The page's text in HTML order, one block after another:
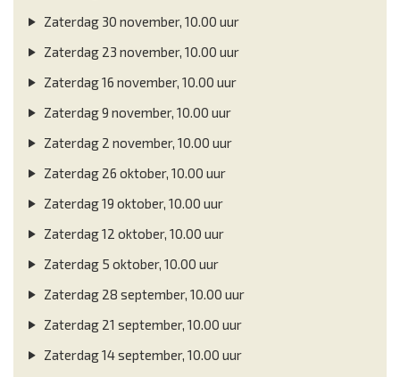
Zaterdag 30 november, 10.00 uur
Zaterdag 23 november, 10.00 uur
Zaterdag 16 november, 10.00 uur
Zaterdag 9 november, 10.00 uur
Zaterdag 2 november, 10.00 uur
Zaterdag 26 oktober, 10.00 uur
Zaterdag 19 oktober, 10.00 uur
Zaterdag 12 oktober, 10.00 uur
Zaterdag 5 oktober, 10.00 uur
Zaterdag 28 september, 10.00 uur
Zaterdag 21 september, 10.00 uur
Zaterdag 14 september, 10.00 uur